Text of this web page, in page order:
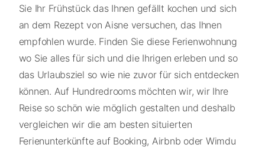
Sie Ihr Frühstück das Ihnen gefällt kochen und sich
an dem Rezept von Aisne versuchen, das Ihnen
empfohlen wurde. Finden Sie diese Ferienwohnung
wo Sie alles für sich und die Ihrigen erleben und so
das Urlaubsziel so wie nie zuvor für sich entdecken
können. Auf Hundredrooms möchten wir, wir Ihre
Reise so schön wie möglich gestalten und deshalb
vergleichen wir die am besten situierten
Ferienunterkünfte auf Booking, Airbnb oder Wimdu